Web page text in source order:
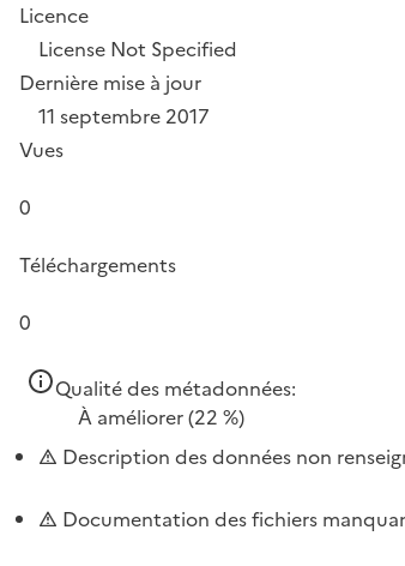
Licence
License Not Specified
Dernière mise à jour
11 septembre 2017
Vues
0
Téléchargements
0
Qualité des métadonnées:
À améliorer(22 %)
Description des données non
Documentation des fichiers